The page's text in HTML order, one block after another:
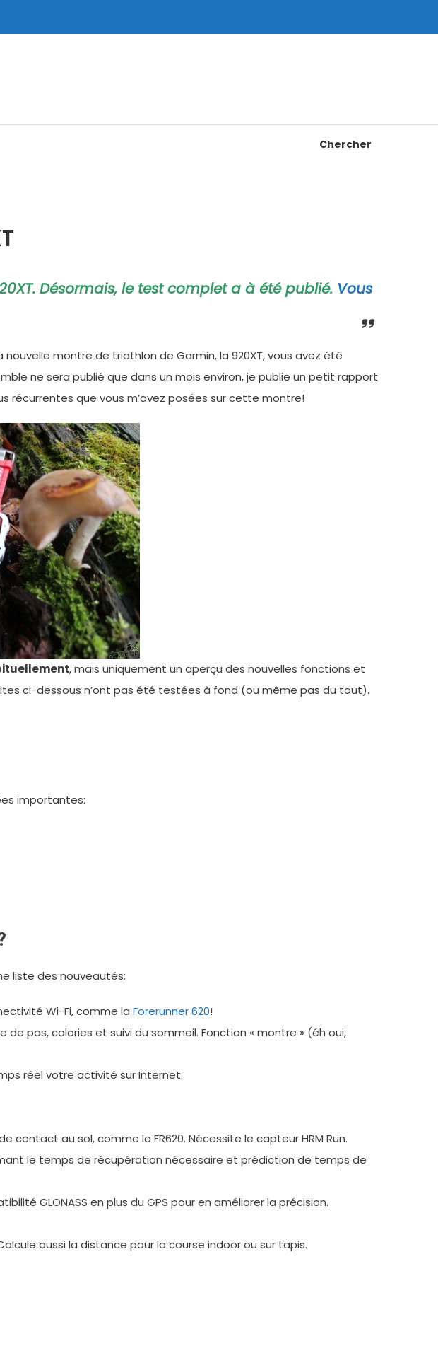
Chercher
Désormais, le test complet a à été publié. Vous
montre de triathlon de Garmin, la 920XT, vous avez été
ne sera publié que dans un mois environ, je publie un petit rapport
récurrentes que vous m’avez posées sur cette montre!
, mais uniquement un aperçu des nouvelles fonctions et
ci-dessous n’ont pas été testées à fond (ou même pas du tout).
importantes:
liste des nouveautés:
Wi-Fi, comme la Forerunner 620!
de pas, calories et suivi du sommeil. Fonction « montre » (éh oui,
réel votre activité sur Internet.
au sol, comme la FR620. Nécessite le capteur HRM Run.
le temps de récupération nécessaire et prédiction de temps de
GLONASS en plus du GPS pour en améliorer la précision.
aussi la distance pour la course indoor ou sur tapis.